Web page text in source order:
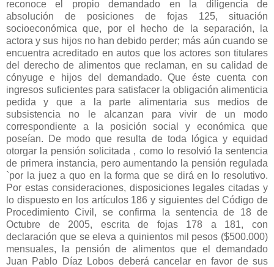
reconoce el propio demandado en la diligencia de
absolución de posiciones de fojas 125, situación
socioeconómica que, por el hecho de la separación, la
actora y sus hijos no han debido perder; más aún cuando se
encuentra acreditado en autos que los actores son titulares
del derecho de alimentos que reclaman, en su calidad de
cónyuge e hijos del demandado. Que éste cuenta con
ingresos suficientes para satisfacer la obligación alimenticia
pedida y que a la parte alimentaria sus medios de
subsistencia no le alcanzan para vivir de un modo
correspondiente a la posición social y económica que
poseían. De modo que resulta de toda lógica y equidad
otorgar la pensión solicitada , como lo resolvió la sentencia
de primera instancia, pero aumentando la pensión regulada
`por la juez a quo en la forma que se dirá en lo resolutivo.
Por estas consideraciones, disposiciones legales citadas y
lo dispuesto en los artículos 186 y siguientes del Código de
Procedimiento Civil, se confirma la sentencia de 18 de
Octubre de 2005, escrita de fojas 178 a 181, con
declaración que se eleva a quinientos mil pesos ($500.000)
mensuales, la pensión de alimentos que el demandado
Juan Pablo Díaz Lobos deberá cancelar en favor de sus